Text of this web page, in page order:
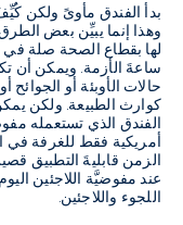
بدأ الفندق مأوىً ولكن
وهذا إنما يبيِّن بعض
لها بقطاع الصحة صلة في
ساعةَ الأزمة. ويمكن أن
حالات الأوبئة أو
كوارث الطبيعة. ولكن
أمريكية فقط للغرفة في
الزمن قابليةَ التطبيق
عند مفوضيَّة اللاجئين
اللجوء واللاجئين.